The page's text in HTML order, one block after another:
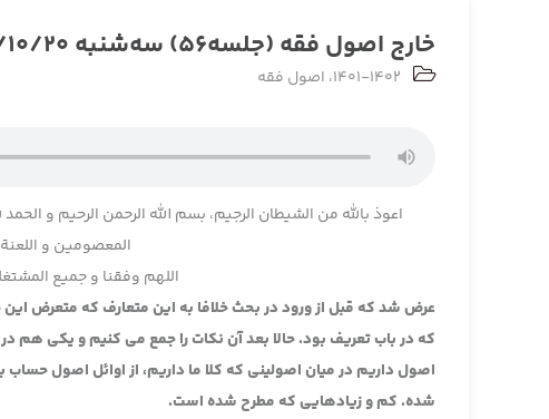
خارج اصول فقه (جلسه56) سه‌شنبه 1401/10/20
1401-1402، اصول فقه
اعوذ بالله من الشیطان الرجیم، بسم الله الرحمن الرحیم و
المعصومین و
اللهم وفقنا و جمیع
عرض شد که قبل از ورود در بحث خلافا به این متعارف که متعرض
که در باب تعریف بود. حالا بعد آن نکات را جمع می کنیم و یکی هم
اصول داریم در میان اصولینی که کلا ما داریم، از اوائل اصول
شده. کم و زیادهایی که مطرح شده است.